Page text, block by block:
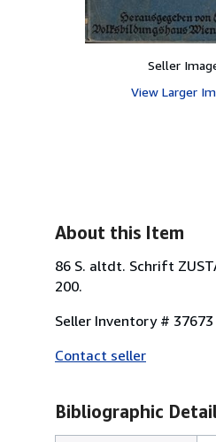
Seller
View Larger
About this Item
86 S. altdt. Schrift
200.
Seller Inventory # 37673
Contact seller
Bibliographic